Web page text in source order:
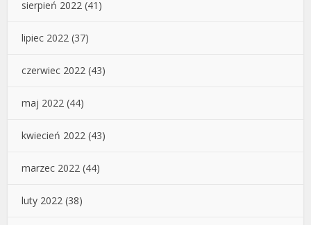
sierpień 2022 (41)
lipiec 2022 (37)
czerwiec 2022 (43)
maj 2022 (44)
kwiecień 2022 (43)
marzec 2022 (44)
luty 2022 (38)